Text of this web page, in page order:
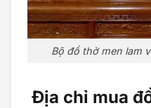
Bộ đồ thờ men lam
Địa chỉ mua